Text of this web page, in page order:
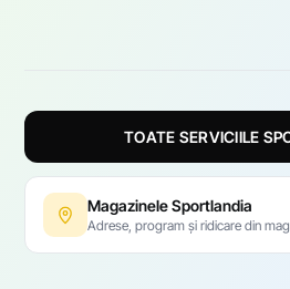
TOATE SERVICIILE
Magazinele Sportlandia
Adrese, program și ridicare din